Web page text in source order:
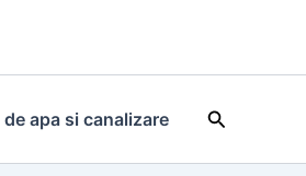
apa si canalizare Search